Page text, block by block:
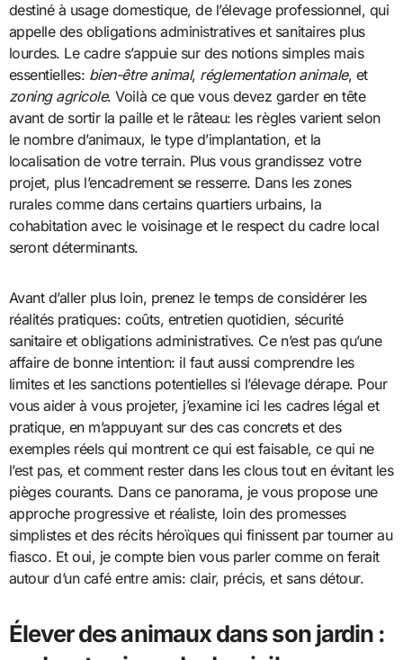
destiné à usage domestique, de l’élevage professionnel, qui
appelle des obligations administratives et sanitaires plus
lourdes. Le cadre s’appuie sur des notions simples mais
essentielles: bien-être animal, réglementation animale, et
zoning agricole. Voilà ce que vous devez garder en tête
avant de sortir la paille et le râteau: les règles varient selon
le nombre d’animaux, le type d’implantation, et la
localisation de votre terrain. Plus vous grandissez votre
projet, plus l’encadrement se resserre. Dans les zones
rurales comme dans certains quartiers urbains, la
cohabitation avec le voisinage et le respect du cadre local
seront déterminants.
Avant d’aller plus loin, prenez le temps de considérer les
réalités pratiques: coûts, entretien quotidien, sécurité
sanitaire et obligations administratives. Ce n’est pas qu’une
affaire de bonne intention: il faut aussi comprendre les
limites et les sanctions potentielles si l’élevage dérape. Pour
vous aider à vous projeter, j’examine ici les cadres légal et
pratique, en m’appuyant sur des cas concrets et des
exemples réels qui montrent ce qui est faisable, ce qui ne
l’est pas, et comment rester dans les clous tout en évitant les
pièges courants. Dans ce panorama, je vous propose une
approche progressive et réaliste, loin des promesses
simplistes et des récits héroïques qui finissent par tourner au
fiasco. Et oui, je compte bien vous parler comme on ferait
autour d’un café entre amis: clair, précis, et sans détour.
Élever des animaux dans son jardin :